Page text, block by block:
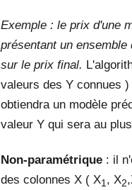
Exemple : le prix d'une
présentant un
sur le prix final.
valeurs des Y connues
obtiendra un modèle
valeur Y qui sera au
Non-paramétrique : il
des colonnes X ( X1 , X2